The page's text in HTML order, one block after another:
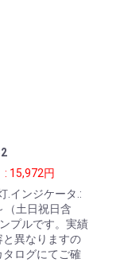
: 15,972円
.インジケータ.:
（土日祝日含
プルです。実績
異なりますの
ログにてご確